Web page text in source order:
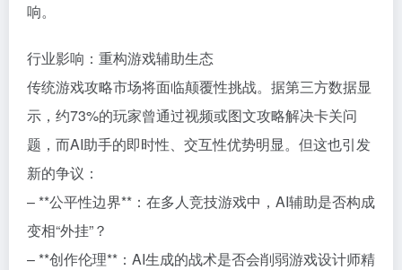
响。
行业影响：重构游戏辅助生态
传统游戏攻略市场将面临颠覆性挑战。据第三方数据显
示，约73%的玩家曾通过视频或图文攻略解决卡关问
题，而AI助手的即时性、交互性优势明显。但这也引发
新的争议：
– **公平性边界**：在多人竞技游戏中，AI辅助是否构成
变相“外挂”？
– **创作伦理**：AI生成的战术是否会削弱游戏设计师精